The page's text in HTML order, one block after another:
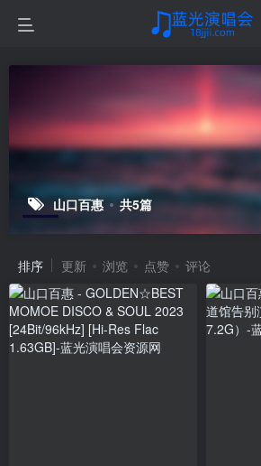
山口百惠 共5篇
排序 更新 浏览 点赞 评论